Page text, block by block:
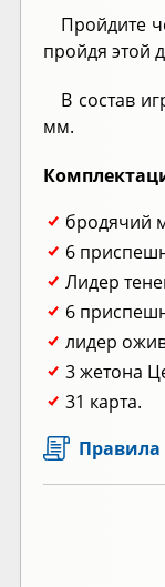
Пройдите
пройдя этой
В состав
мм.
бродячий
6
Лидер
6
лидер
3 жетона
31 карта.
Правила